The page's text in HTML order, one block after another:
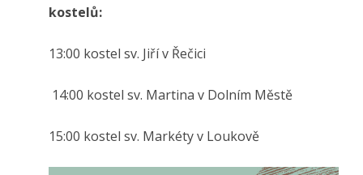
kostelů:
13:00 kostel sv. Jiří v Řečici
14:00 kostel sv. Martina v Dolním Městě
15:00 kostel sv. Markéty v Loukově